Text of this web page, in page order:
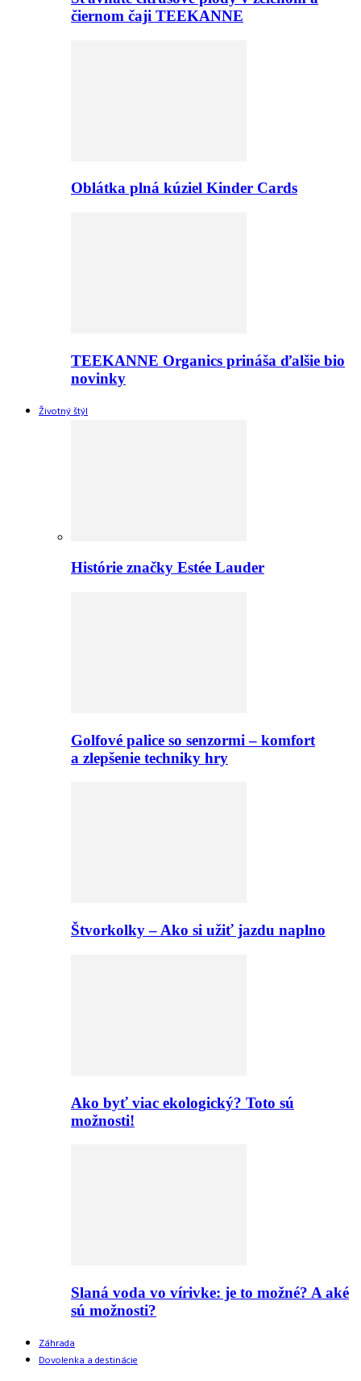
čiernom čaji TEEKANNE
Oblátka plná kúziel Kinder Cards
TEEKANNE Organics prináša ďalšie bio
novinky
Životný štýl
Histórie značky Estée Lauder
Golfové palice so senzormi – komfort
a zlepšenie techniky hry
Štvorkolky – Ako si užiť jazdu naplno
Ako byť viac ekologický? Toto sú
možnosti!
Slaná voda vo vírivke: je to možné? A aké
sú možnosti?
Záhrada
Dovolenka a destinácie